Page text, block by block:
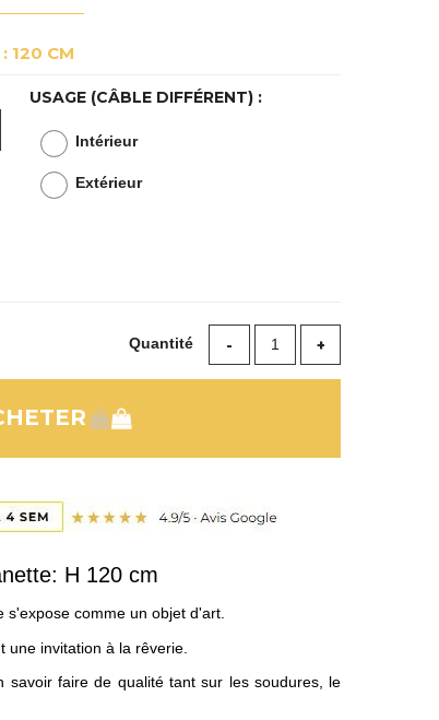
: 120 CM
USAGE (CÂBLE DIFFÉRENT) :
Intérieur
Extérieur
Quantité
H 120 cm
s'expose comme un objet d'art.
une invitation à la rêverie.
savoir faire de qualité tant sur les soudures, le